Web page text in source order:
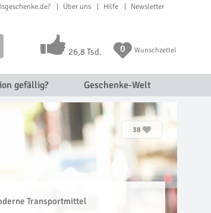
Über uns Hilfe Newsletter
26,8 Tsd. 0 Wunschzettel
gefällig? Geschenke-Welt
38
Transportmittel